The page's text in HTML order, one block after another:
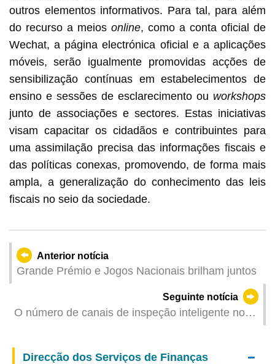
outros elementos informativos. Para tal, para além
do recurso a meios online, como a conta oficial de
Wechat, a página electrónica oficial e a aplicações
móveis, serão igualmente promovidas acções de
sensibilização contínuas em estabelecimentos de
ensino e sessões de esclarecimento ou workshops
junto de associações e sectores. Estas iniciativas
visam capacitar os cidadãos e contribuintes para
uma assimilação precisa das informações fiscais e
das políticas conexas, promovendo, de forma mais
ampla, a generalização do conhecimento das leis
fiscais no seio da sociedade.
Anterior notícia
Grande Prémio e Jogos Nacionais brilham juntos
Seguinte notícia
O número de canais de inspeção inteligente no
de espera e melhorando a eficiência da inspeção
Direcção dos Serviços de Finanças